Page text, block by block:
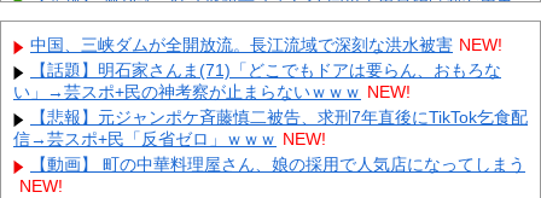
の贅を尽くした後部座席でたばこを吸うのが至福の時間「どんどん
延びる乗車時間」 NEW!
タトゥー彫り師さん「刺青入れてる奴は全員バカです」→30万再
生ｗｗｗｗｗｗ NEW!
中国人のリウさん、新エネ車で国境越えたら遠隔操作で30時間ロ
ックされる！ NEW!
K-POPアイドルの約半数が3年後には姿を消す…損益分岐点突破
は4％未満
中国、三峡ダムが全開放流。長江流域で深刻な洪水被害 NEW!
【話題】明石家さんま(71)「どこでもドアは要らん、おもろな
い」→芸スポ+民の神考察が止まらないｗｗｗ NEW!
【悲報】元ジャンポケ斉藤慎二被告、求刑7年直後にTikTok乞食配
信→芸スポ+民「反省ゼロ」ｗｗｗ NEW!
【動画】 町の中華料理屋さん、娘の採用で人気店になってしまう
NEW!